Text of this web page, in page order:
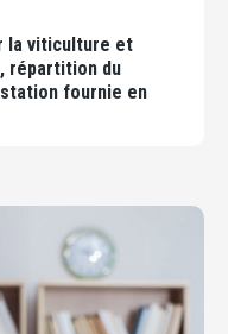
la viticulture et
répartition du
fournie en